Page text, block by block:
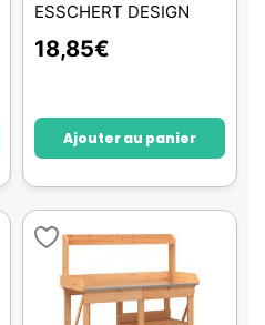
ESSCHERT DESIGN
18,85€
Ajouter au panier